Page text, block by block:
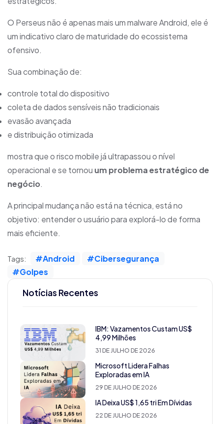
O Perseus não é apenas mais um malware Android, ele é
um indicativo claro de maturidade do ecossistema
ofensivo.
Sua combinação de:
controle total do dispositivo
coleta de dados sensíveis não tradicionais
evasão avançada
e distribuição otimizada
mostra que o risco mobile já ultrapassou o nível
operacional e se tornou um problema estratégico de
negócio.
A principal mudança não está na técnica, está no
objetivo: entender o usuário para explorá-lo de forma
mais eficiente.
Tags: #Android
#Cibersegurança
#Golpes
Notícias Recentes
IBM: Vazamentos Custam US$
4,99 Milhões
31 DE JULHO DE 2026
Microsoft Lidera Falhas
Exploradas em IA
29 DE JULHO DE 2026
IA Deixa US$ 1,65 tri Em Dívidas
22 DE JULHO DE 2026